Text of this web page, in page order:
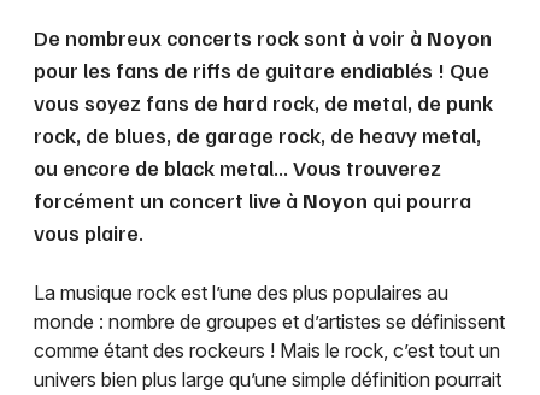
De nombreux concerts rock sont à voir à Noyon
pour les fans de riffs de guitare endiablés ! Que
vous soyez fans de hard rock, de metal, de punk
rock, de blues, de garage rock, de heavy metal,
ou encore de black metal... Vous trouverez
forcément un concert live à Noyon qui pourra
vous plaire.
La musique rock est l’une des plus populaires au
monde : nombre de groupes et d’artistes se définissent
comme étant des rockeurs ! Mais le rock, c’est tout un
univers bien plus large qu’une simple définition pourrait